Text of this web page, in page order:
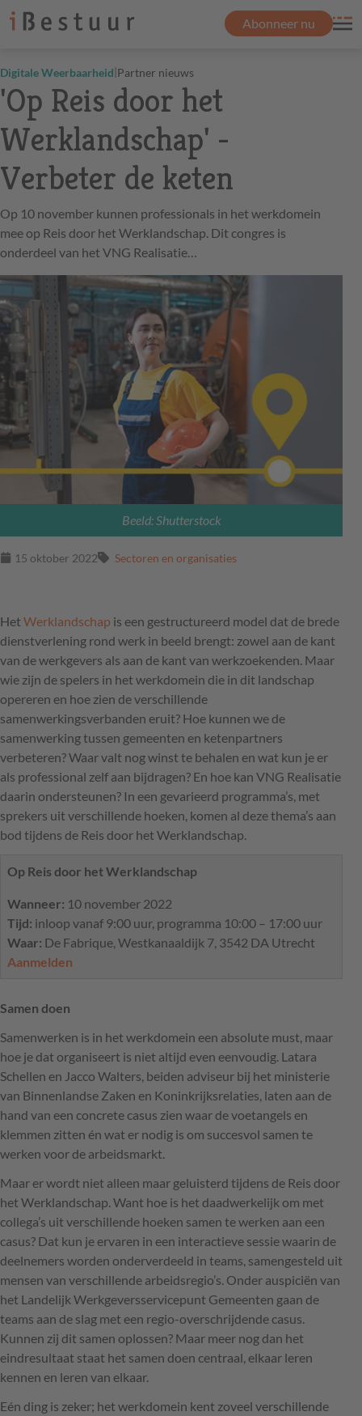
Abonneer nu
Digitale Weerbaarheid|Partner nieuws
'Op Reis door het
Werklandschap' -
Verbeter de keten
Op 10 november kunnen professionals in het werkdomein
mee op Reis door het Werklandschap. Dit congres is
onderdeel van het VNG Realisatie…
Beeld: Shutterstock
15 oktober 2022 Sectoren en organisaties
Het Werklandschap is een gestructureerd model dat de brede
dienstverlening rond werk in beeld brengt: zowel aan de kant
van de werkgevers als aan de kant van werkzoekenden. Maar
wie zijn de spelers in het werkdomein die in dit landschap
opereren en hoe zien de verschillende
samenwerkingsverbanden eruit? Hoe kunnen we de
samenwerking tussen gemeenten en ketenpartners
verbeteren? Waar valt nog winst te behalen en wat kun je er
als professional zelf aan bijdragen? En hoe kan VNG Realisatie
daarin ondersteunen? In een gevarieerd programma’s, met
sprekers uit verschillende hoeken, komen al deze thema’s aan
bod tijdens de Reis door het Werklandschap.
Op Reis door het Werklandschap
Wanneer: 10 november 2022
Tijd: inloop vanaf 9:00 uur, programma 10:00 – 17:00 uur
Waar: De Fabrique, Westkanaaldijk 7, 3542 DA Utrecht
Aanmelden
Samen doen
Samenwerken is in het werkdomein een absolute must, maar
hoe je dat organiseert is niet altijd even eenvoudig. Latara
Schellen en Jacco Walters, beiden adviseur bij het ministerie
van Binnenlandse Zaken en Koninkrijksrelaties, laten aan de
hand van een concrete casus zien waar de voetangels en
klemmen zitten én wat er nodig is om succesvol samen te
werken voor de arbeidsmarkt.
Maar er wordt niet alleen maar geluisterd tijdens de Reis door
het Werklandschap. Want hoe is het daadwerkelijk om met
collega’s uit verschillende hoeken samen te werken aan een
casus? Dat kun je ervaren in een interactieve sessie waarin de
deelnemers worden onderverdeeld in teams, samengesteld uit
mensen van verschillende arbeidsregio’s. Onder auspiciën van
het Landelijk Werkgeversservicepunt Gemeenten gaan de
teams aan de slag met een regio-overschrijdende casus.
Kunnen zij dit samen oplossen? Maar meer nog dan het
eindresultaat staat het samen doen centraal, elkaar leren
kennen en leren van elkaar.
Eén ding is zeker; het werkdomein kent zoveel verschillende